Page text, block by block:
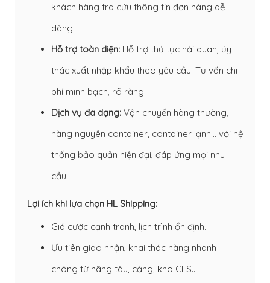
khách hàng tra cứu thông tin đơn hàng dễ
dàng.
Hỗ trợ toàn diện: Hỗ trợ thủ tục hải quan, ủy
thác xuất nhập khẩu theo yêu cầu. Tư vấn chi
phí minh bạch, rõ ràng.
Dịch vụ đa dạng: Vận chuyển hàng thường,
hàng nguyên container, container lạnh… với hệ
thống bảo quản hiện đại, đáp ứng mọi nhu
cầu.
Lợi ích khi lựa chọn HL Shipping:
Giá cước cạnh tranh, lịch trình ổn định.
Ưu tiên giao nhận, khai thác hàng nhanh
chóng từ hãng tàu, cảng, kho CFS…